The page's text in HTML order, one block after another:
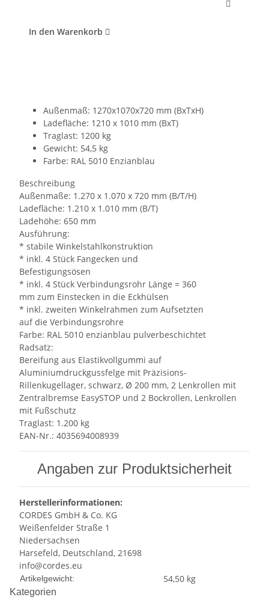
In den Warenkorb
Außenmaß: 1270x1070x720 mm (BxTxH)
Ladefläche: 1210 x 1010 mm (BxT)
Traglast: 1200 kg
Gewicht: 54,5 kg
Farbe: RAL 5010 Enzianblau
Beschreibung
Außenmaße: 1.270 x 1.070 x 720 mm (B/T/H)
Ladefläche: 1.210 x 1.010 mm (B/T)
Ladehöhe: 650 mm
Ausführung:
* stabile Winkelstahlkonstruktion
* inkl. 4 Stück Fangecken und
Befestigungsösen
* inkl. 4 Stück Verbindungsrohr Länge = 360
mm zum Einstecken in die Eckhülsen
* inkl. zweiten Winkelrahmen zum Aufsetzten
auf die Verbindungsrohre
Farbe: RAL 5010 enzianblau pulverbeschichtet
Radsatz:
Bereifung aus Elastikvollgummi auf
Aluminiumdruckgussfelge mit Präzisions-
Rillenkugellager, schwarz, Ø 200 mm, 2 Lenkrollen mit
Zentralbremse EasySTOP und 2 Bockrollen, Lenkrollen
mit Fußschutz
Traglast: 1.200 kg
EAN-Nr.: 4035694008939
Angaben zur Produktsicherheit
Herstellerinformationen:
CORDES GmbH & Co. KG
Weißenfelder Straße 1
Niedersachsen
Harsefeld, Deutschland, 21698
info@cordes.eu
Produkteigenschaft
Wert
Artikelgewicht: 54,50 kg
Kategorien